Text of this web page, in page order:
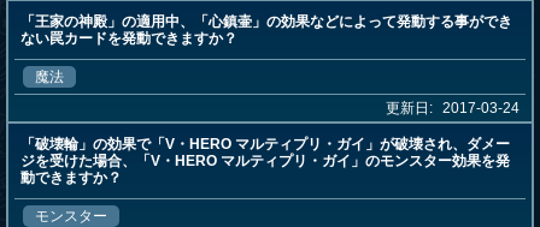
「王家の神殿」の適用中、「心鎮壷」の効果などによって発動する事ができ
ない罠カードを発動できますか？
魔法
更新日: 2017-03-24
「破壊輪」の効果で「V・HERO マルティプリ・ガイ」が破壊され、ダメー
ジを受けた場合、「V・HERO マルティプリ・ガイ」のモンスター効果を発
動できますか？
モンスター